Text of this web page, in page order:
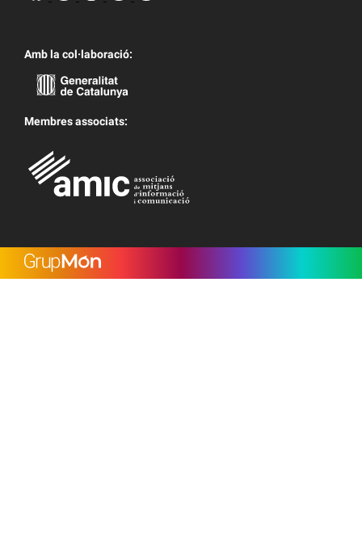
Amb la col·laboració:
Membres associats: